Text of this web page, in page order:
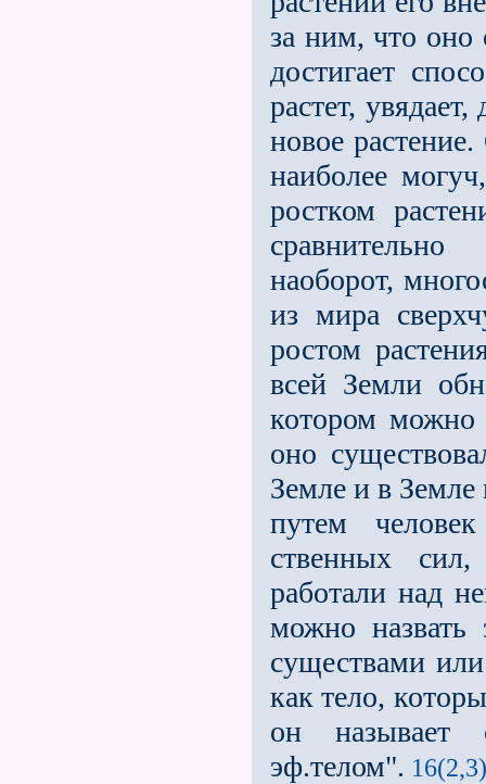
за ним, что оно
достигает
растет,
новое
наиболее
ростком
наоборот,
из мира
ростом
всей Земли
кото­ром можно
оно
Земле и в
путем
ственных
работали над
можно
существами
как тело,
он называет
эф.телом". 16(2,3)